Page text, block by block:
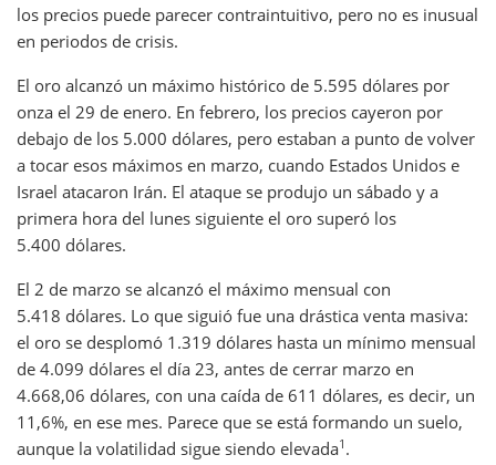
los precios puede parecer contraintuitivo, pero no es inusual
en periodos de crisis.
El oro alcanzó un máximo histórico de 5.595 dólares por
onza el 29 de enero. En febrero, los precios cayeron por
debajo de los 5.000 dólares, pero estaban a punto de volver
a tocar esos máximos en marzo, cuando Estados Unidos e
Israel atacaron Irán. El ataque se produjo un sábado y a
primera hora del lunes siguiente el oro superó los
5.400 dólares.
El 2 de marzo se alcanzó el máximo mensual con
5.418 dólares. Lo que siguió fue una drástica venta masiva:
el oro se desplomó 1.319 dólares hasta un mínimo mensual
de 4.099 dólares el día 23, antes de cerrar marzo en
4.668,06 dólares, con una caída de 611 dólares, es decir, un
11,6%, en ese mes. Parece que se está formando un suelo,
aunque la volatilidad sigue siendo elevada1 .